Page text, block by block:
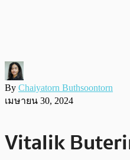
By Chaiyatorn Buthsoontorn
เมษายน 30, 2024
Vitalik